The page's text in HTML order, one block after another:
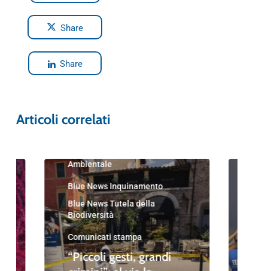
Share
Share
Articoli correlati
Ambientale
Blue News Inquinamento
Blue News Tutela della
Biodiversità
Comunicati stampa
“Piccoli gesti, grandi